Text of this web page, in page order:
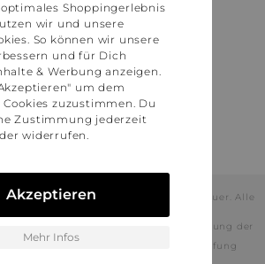
Österreich
Schweiz
France
United States
in munich.
geltenden gesetzlichen Mehrwertsteuer. Alle
beinhalten Rabatte, die durch die Nutzung der
Seiten unserer Partner voraussichtlich
Stylaholic führt keine vollständige Prüfung
und es kann daher in Einzelfällen
Shoppingerlebnis
wir und unsere
So können wir unsere
und für Dich
& Werbung anzeigen.
um dem
Cookies zuzustimmen. Du
Zustimmung jederzeit
widerrufen.
Akzeptieren
Mehr Infos